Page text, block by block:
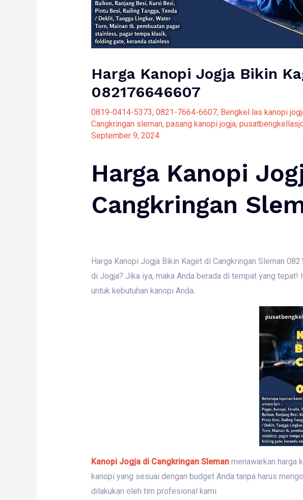
Harga Kanopi Jogja Bikin
082176646607
0819-0414-5373, 0821-7664-6607, Bengkel las kanopi
Cangkringan sleman, pasang kanopi jogja,
September 9, 2024
Harga Kanopi
Cangkringan
Harga Kanopi Jogja Bikin Kaget di Cangkringan Sleman
di Jogja? Jika iya, maka Anda berada di tempat yang
untuk kebutuhan kanopi Anda.
Kanopi Jogja di Cangkringan Slemanmenawarkan harga
kanopi yang sesuai dengan budget Anda tanpa harus
dilakukan oleh tim profesional kami.